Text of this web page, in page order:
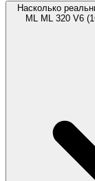
Насколько
ML ML 320 V6